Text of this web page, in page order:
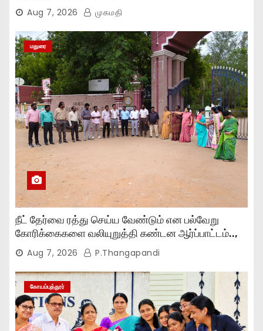
Aug 7, 2026 முகமதி
மதுரை
நீட் தேர்வை ரத்து செய்ய வேண்டும் என பல்வேறு
கோரிக்கைகளை வலியுறுத்தி கண்டன ஆர்ப்பாட்டம்..,
Aug 7, 2026 P.Thangapandi
கோயம்புத்தூர்